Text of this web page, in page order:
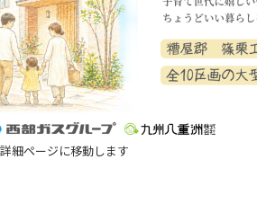
細ページに移動します